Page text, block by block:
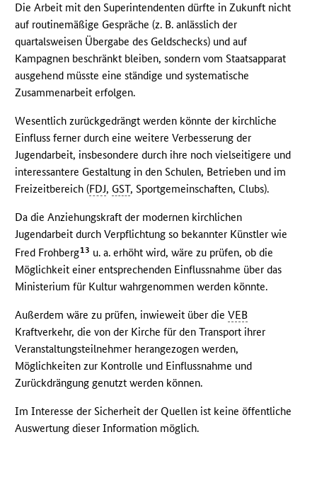
Die Arbeit mit den Superintendenten dürfte in Zukunft nicht
auf routinemäßige Gespräche (z. B. anlässlich der
quartalsweisen Übergabe des Geldschecks) und auf
Kampagnen beschränkt bleiben, sondern vom Staatsapparat
ausgehend müsste eine ständige und systematische
Zusammenarbeit erfolgen.
Wesentlich zurückgedrängt werden könnte der kirchliche
Einfluss ferner durch eine weitere Verbesserung der
Jugendarbeit, insbesondere durch ihre noch vielseitigere und
interessantere Gestaltung in den Schulen, Betrieben und im
Freizeitbereich (FDJ, GST, Sportgemeinschaften, Clubs).
Da die Anziehungskraft der modernen kirchlichen
Jugendarbeit durch Verpflichtung so bekannter Künstler wie
Fred Frohberg13 u. a. erhöht wird, wäre zu prüfen, ob die
Möglichkeit einer entsprechenden Einflussnahme über das
Ministerium für Kultur wahrgenommen werden könnte.
Außerdem wäre zu prüfen, inwieweit über dieVEB
Kraftverkehr, die von der Kirche für den Transport ihrer
Veranstaltungsteilnehmer herangezogen werden,
Möglichkeiten zur Kontrolle und Einflussnahme und
Zurückdrängung genutzt werden können.
Im Interesse der Sicherheit der Quellen ist keine öffentliche
Auswertung dieser Information möglich.